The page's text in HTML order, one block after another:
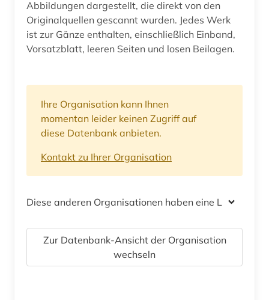
Abbildungen dargestellt, die direkt von den
Originalquellen gescannt wurden. Jedes Werk
ist zur Gänze enthalten, einschließlich Einband,
Vorsatzblatt, leeren Seiten und losen Beilagen.
Ihre Organisation kann Ihnen
momentan leider keinen Zugriff auf
diese Datenbank anbieten.
Kontakt zu Ihrer Organisation
Diese anderen Organisationen haben eine Lizenz
Zur Datenbank-Ansicht der Organisation
wechseln